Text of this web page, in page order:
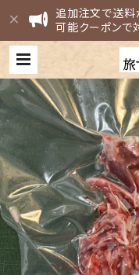
追加注文で送
可能クーポンで